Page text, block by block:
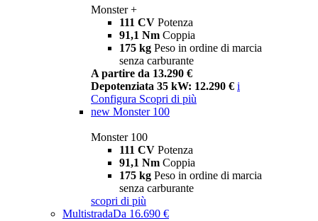
Monster +
111 CV Potenza
91,1 Nm Coppia
175 kg Peso in ordine di marcia
senza carburante
A partire da 13.290 €
Depotenziata 35 kW: 12.290 € i
Configura Scopri di più
new Monster 100
Monster 100
111 CV Potenza
91,1 Nm Coppia
175 kg Peso in ordine di marcia
senza carburante
scopri di più
MultistradaDa 16.690 €